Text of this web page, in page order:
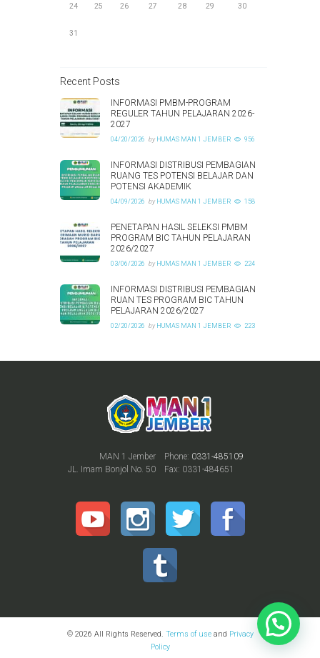
24 25 26 27 28 29 30
31
Recent Posts
INFORMASI PMBM-PROGRAM
REGULER TAHUN PELAJARAN 2026-
2027
04/20/2026 by HUMAS MAN 1 JEMBER 956
INFORMASI DISTRIBUSI PEMBAGIAN
RUANG TES POTENSI BELAJAR DAN
POTENSI AKADEMIK
04/09/2026 by HUMAS MAN 1 JEMBER 158
PENETAPAN HASIL SELEKSI PMBM
PROGRAM BIC TAHUN PELAJARAN
2026/2027
03/06/2026 by HUMAS MAN 1 JEMBER 224
INFORMASI DISTRIBUSI PEMBAGIAN
RUAN TES PROGRAM BIC TAHUN
PELAJARAN 2026/2027
02/20/2026 by HUMAS MAN 1 JEMBER 223
Phone: 0331-485109
Fax: 0331-484651
MAN 1 Jember
JL. Imam Bonjol No. 50
© 2026 All Rights Reserved. Terms of useand Privacy
Policy